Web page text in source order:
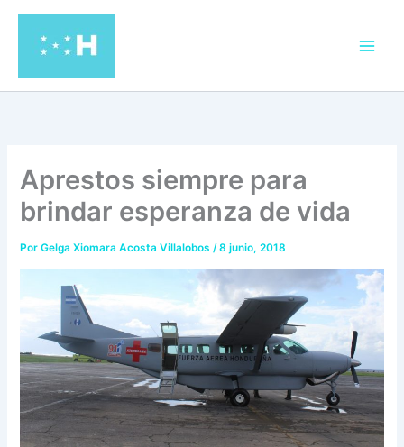
contenido
Aprestos siempre para
brindar esperanza de vida
PorGelga Xiomara Acosta Villalobos/8 junio, 2018